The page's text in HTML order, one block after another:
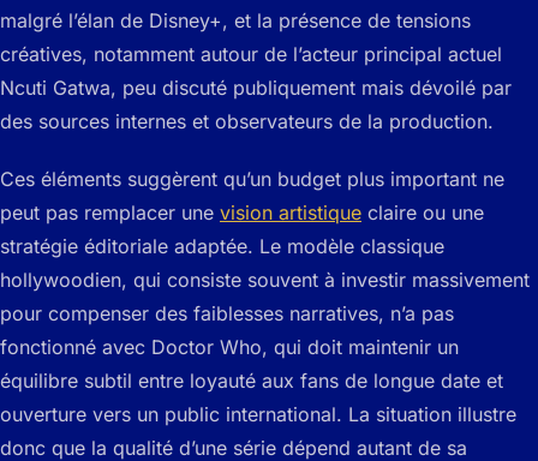
malgré l’élan de Disney+, et la présence de tensions
créatives, notamment autour de l’acteur principal actuel
Ncuti Gatwa, peu discuté publiquement mais dévoilé par
des sources internes et observateurs de la production.
Ces éléments suggèrent qu’un budget plus important ne
peut pas remplacer une vision artistique claire ou une
stratégie éditoriale adaptée. Le modèle classique
hollywoodien, qui consiste souvent à investir massivement
pour compenser des faiblesses narratives, n’a pas
fonctionné avec Doctor Who, qui doit maintenir un
équilibre subtil entre loyauté aux fans de longue date et
ouverture vers un public international. La situation illustre
donc que la qualité d’une série dépend autant de sa